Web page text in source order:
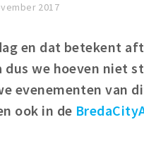
2017
en dat betekent
dus we hoeven niet
evenementen van
ook in de